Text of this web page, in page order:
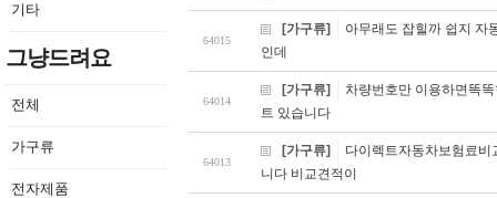
기타
그냥드려요
전체
가구류
전자제품
64015
[가구류]
아무래도 잡힐까 쉽지 자
인데
64014
[가구류]
차량번호만 이용하면똑
트 있습니다
64013
[가구류]
다이렉트자동차보험료
니다 비교견적이